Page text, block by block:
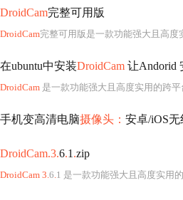
DroidCam完整可用版
DroidCam完整可用版是一款功能强大且高度
在ubuntu中安装DroidCam 让Andorid
DroidCam 是一款功能强大且高度实用的跨平台
手机变高清电脑摄像头： 安卓/iOS无
DroidCam.3.6.1 .zip
DroidCam 3.6.1 是一款功能强大且高度实用